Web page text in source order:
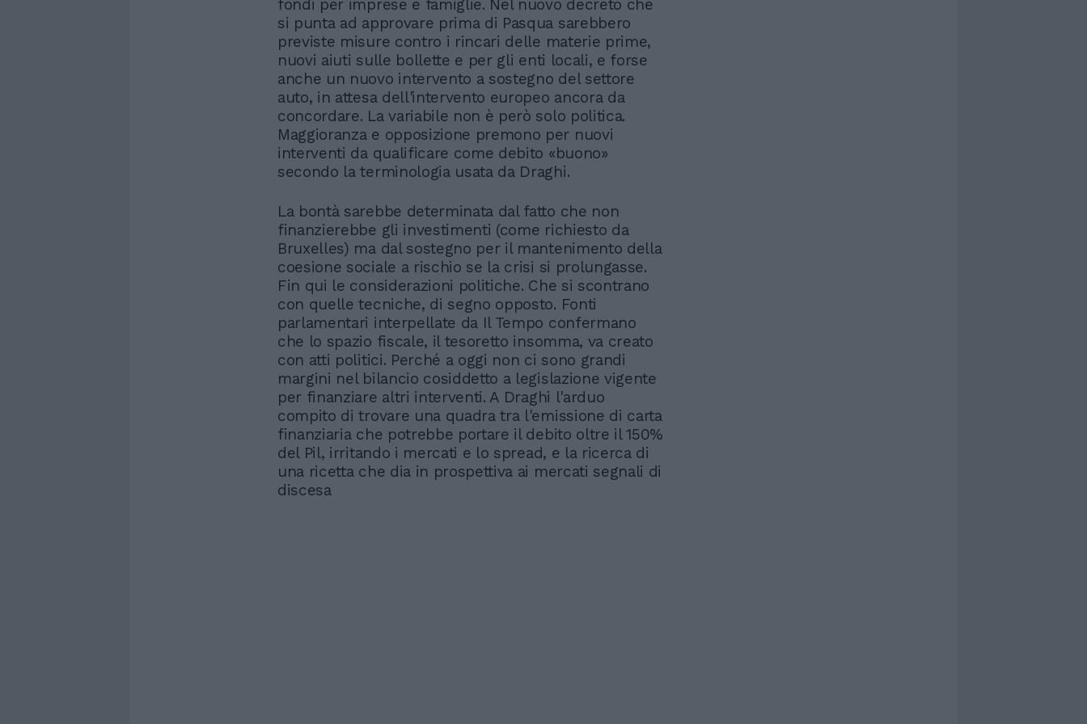
fondi per imprese e famiglie. Nel nuovo decreto che
si punta ad approvare prima di Pasqua sarebbero
previste misure contro i rincari delle materie prime,
nuovi aiuti sulle bollette e per gli enti locali, e forse
anche un nuovo intervento a sostegno del settore
auto, in attesa dell'intervento europeo ancora da
concordare. La variabile non è però solo politica.
Maggioranza e opposizione premono per nuovi
interventi da qualificare come debito «buono»
secondo la terminologia usata da Draghi.
La bontà sarebbe determinata dal fatto che non
finanzierebbe gli investimenti (come richiesto da
Bruxelles) ma dal sostegno per il mantenimento della
coesione sociale a rischio se la crisi si prolungasse.
Fin qui le considerazioni politiche. Che si scontrano
con quelle tecniche, di segno opposto. Fonti
parlamentari interpellate da Il Tempo confermano
che lo spazio fiscale, il tesoretto insomma, va creato
con atti politici. Perché a oggi non ci sono grandi
margini nel bilancio cosiddetto a legislazione vigente
per finanziare altri interventi. A Draghi l'arduo
compito di trovare una quadra tra l'emissione di carta
finanziaria che potrebbe portare il debito oltre il 150%
del Pil, irritando i mercati e lo spread, e la ricerca di
una ricetta che dia in prospettiva ai mercati segnali di
discesa